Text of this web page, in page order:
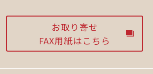
お取り寄せ
FAX用紙はこちら